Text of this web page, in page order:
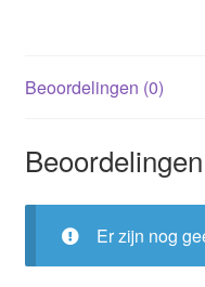
Beoordelingen (0)
Beoordelingen
Er zijn nog